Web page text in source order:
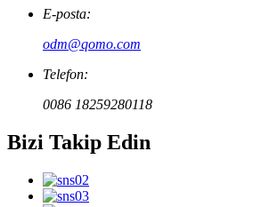
E-posta:
odm@qomo.com
Telefon:
0086 18259280118
Bizi Takip Edin